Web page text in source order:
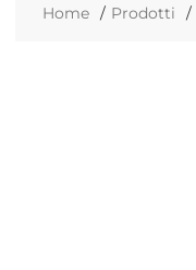
Home Prodotti